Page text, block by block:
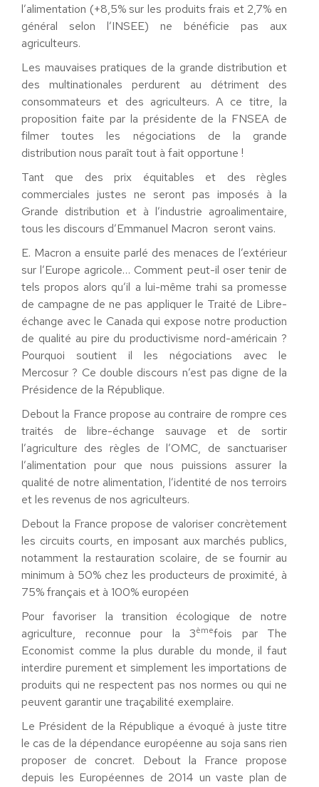
l’alimentation (+8,5% sur les produits frais et 2,7% en
général selon l’INSEE) ne bénéficie pas aux
agriculteurs.
Les mauvaises pratiques de la grande distribution et
des multinationales perdurent au détriment des
consommateurs et des agriculteurs. A ce titre, la
proposition faite par la présidente de la FNSEA de
filmer toutes les négociations de la grande
distribution nous paraît tout à fait opportune !
Tant que des prix équitables et des règles
commerciales justes ne seront pas imposés à la
Grande distribution et à l’industrie agroalimentaire,
tous les discours d’Emmanuel Macron seront vains.
E. Macron a ensuite parlé des menaces de l’extérieur
sur l’Europe agricole… Comment peut-il oser tenir de
tels propos alors qu’il a lui-même trahi sa promesse
de campagne de ne pas appliquer le Traité de Libre-
échange avec le Canada qui expose notre production
de qualité au pire du productivisme nord-américain ?
Pourquoi soutient il les négociations avec le
Mercosur ? Ce double discours n’est pas digne de la
Présidence de la République.
Debout la France propose au contraire de rompre ces
traités de libre-échange sauvage et de sortir
l’agriculture des règles de l’OMC, de sanctuariser
l’alimentation pour que nous puissions assurer la
qualité de notre alimentation, l’identité de nos terroirs
et les revenus de nos agriculteurs.
Debout la France propose de valoriser concrètement
les circuits courts, en imposant aux marchés publics,
notamment la restauration scolaire, de se fournir au
minimum à 50% chez les producteurs de proximité, à
75% français et à 100% européen
Pour favoriser la transition écologique de notre
agriculture, reconnue pour la 3èmefois par The
Economist comme la plus durable du monde, il faut
interdire purement et simplement les importations de
produits qui ne respectent pas nos normes ou qui ne
peuvent garantir une traçabilité exemplaire.
Le Président de la République a évoqué à juste titre
le cas de la dépendance européenne au soja sans rien
proposer de concret. Debout la France propose
depuis les Européennes de 2014 un vaste plan de